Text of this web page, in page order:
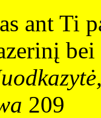
ant Ti
209